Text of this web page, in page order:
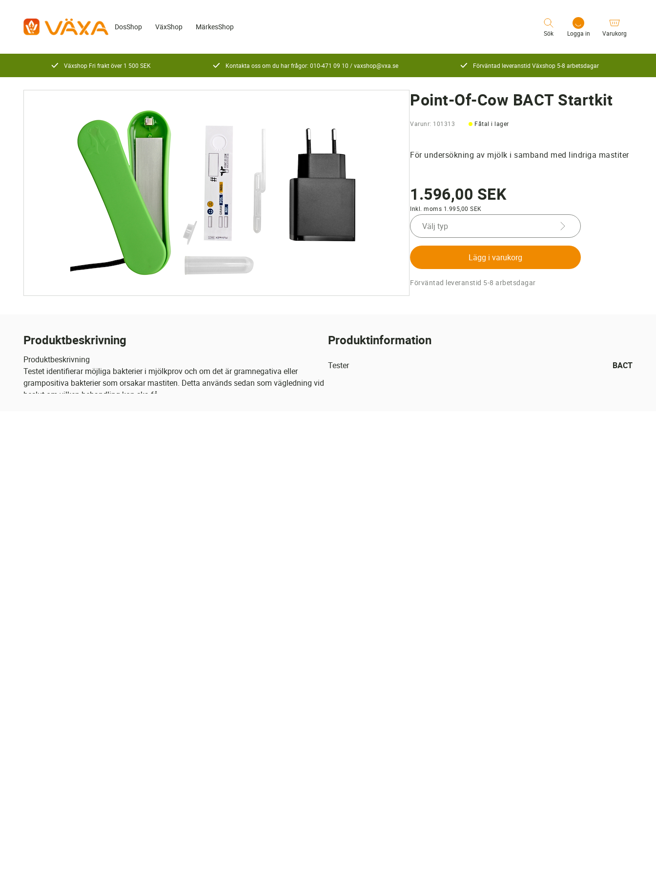
DosShop VäxShop MärkesShop
Sök Logga in
Logga in
Varukorg
Växshop Fri frakt över 1 500 SEK Kontakta oss om du har frågor: 010-471 09 10 /vaxshop@vxa.se Förväntad leveranstid Växshop 5-8 arbetsdagar
Point-Of-Cow BACT Startkit
Varunr: 101313 Fåtal i lager
För undersökning av mjölk i samband med lindriga mastiter
1.596,00 SEK
Inkl. moms 1.995,00 SEK
Välj typ
Lägg i varukorg
Förväntad leveranstid 5-8 arbetsdagar
Produktbeskrivning
Produktbeskrivning
Testet identifierar möjliga bakterier i mjölkprov och om det är gramnegativa eller
grampositiva bakterier som orsakar mastiten. Detta används sedan som vägledning vid
beslut om vilken behandling kon ska få.
Produktinformation
Tester BACT